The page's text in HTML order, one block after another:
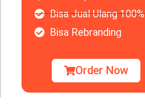
Bisa Jual Ulang 100%
Bisa Rebranding
Order Now